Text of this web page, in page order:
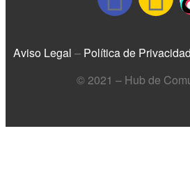
Aviso Legal – Política de Privacidad
© 2021 – Hub de